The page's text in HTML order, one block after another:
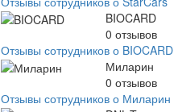
BIOCARD
0 отзывов
Отзывы сотрудников о BIOCARD
Миларин
0 отзывов
Отзывы сотрудников о Миларин